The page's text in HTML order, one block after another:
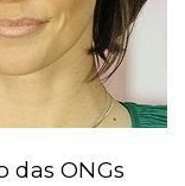
das ONGs